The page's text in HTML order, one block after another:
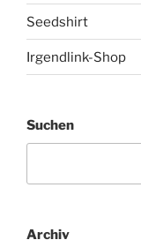
Seedshirt
Irgendlink-Shop
Suchen
Archiv